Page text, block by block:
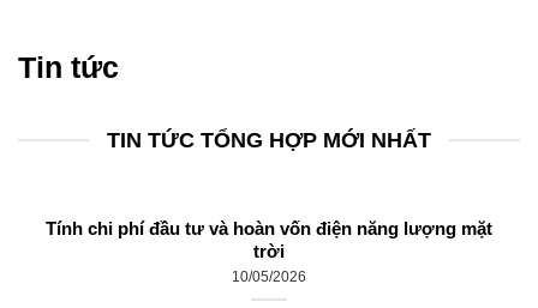
Tin tức
TIN TỨC TỔNG HỢP MỚI NHẤT
Tính chi phí đầu tư và hoàn vốn điện năng lượng mặt
trời
10/05/2026